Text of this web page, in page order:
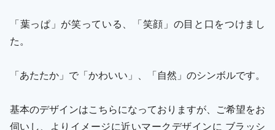
「葉っぱ」が笑っている、「笑顔」の目と口をつけまし
た。
「あたたか」で「かわいい」、「自然」のシンボルです。
基本のデザインはこちらになっておりますが、ご希望をお
伺いし、よりイメージに近いマークデザインに ブラッシ